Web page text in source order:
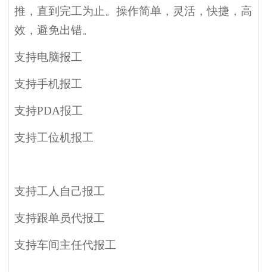
推，直到完工为止。操作简单，灵活，快捷，高
效，避免出错。
支持电脑报工
支持手机报工
支持PDA报工
支持工位机报工
支持工人自己报工
支持跟单员代报工
支持车间主任代报工